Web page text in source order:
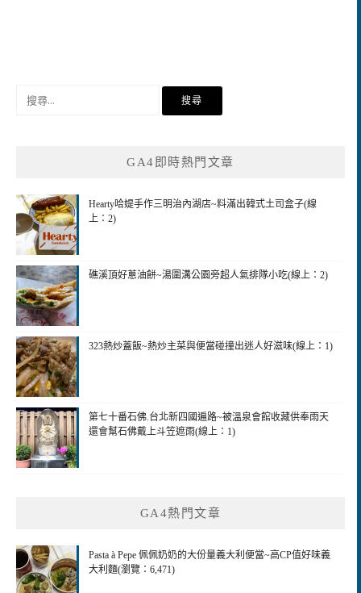
GA4即時熱門文章
Hearty哈媞手作三明治內湖店~料滿出韓式土司盒子(線
上：2)
礁溪頂好蔥油餅~湯圍溝公園旁超人氣排隊小吃(線上：2)
323熱炒蓋飯~熱炒主菜與便當碰撞出迷人好滋味(線上：1)
第七十番石佛.台北新四國遍路~被溫泉會館收藏供奉雨天
還會幫石佛戴上斗笠遮雨(線上：1)
GA4熱門文章
Pasta à Pepe 佩佩奶奶的大份量義大利便當~高CP值好味義
大利麵(瀏覽：6,471)